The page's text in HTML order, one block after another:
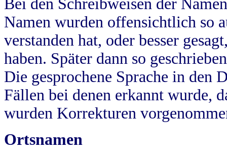
Bei den Schreibweisen der
Namen wurden offensichtlich so
verstanden hat, oder besser
haben. Später dann so
Die gesprochene Sprache in
Fällen bei denen erkannt wurde,
wurden Korrekturen
Ortsnamen